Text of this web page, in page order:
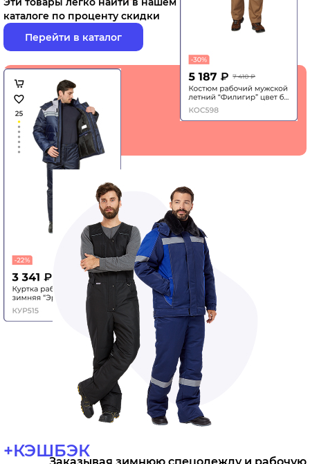
каталоге по проценту скидки
Перейти в каталог
Вы можете
приобрести
больше товара
за меньшие
деньги!
+КЭШБЭК
Заказывая зимнюю спецодеждуи рабочую